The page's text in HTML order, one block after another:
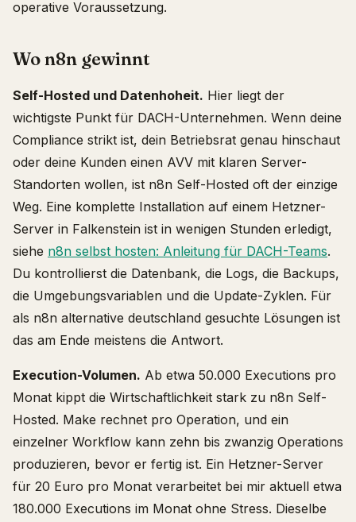
operative Voraussetzung.
Wo n8n gewinnt
Self-Hosted und Datenhoheit. Hier liegt der
wichtigste Punkt für DACH-Unternehmen. Wenn deine
Compliance strikt ist, dein Betriebsrat genau hinschaut
oder deine Kunden einen AVV mit klaren Server-
Standorten wollen, ist n8n Self-Hosted oft der einzige
Weg. Eine komplette Installation auf einem Hetzner-
Server in Falkenstein ist in wenigen Stunden erledigt,
siehe n8n selbst hosten: Anleitung für DACH-Teams.
Du kontrollierst die Datenbank, die Logs, die Backups,
die Umgebungsvariablen und die Update-Zyklen. Für
als n8n alternative deutschland gesuchte Lösungen ist
das am Ende meistens die Antwort.
Execution-Volumen. Ab etwa 50.000 Executions pro
Monat kippt die Wirtschaftlichkeit stark zu n8n Self-
Hosted. Make rechnet pro Operation, und ein
einzelner Workflow kann zehn bis zwanzig Operations
produzieren, bevor er fertig ist. Ein Hetzner-Server
für 20 Euro pro Monat verarbeitet bei mir aktuell etwa
180.000 Executions im Monat ohne Stress. Dieselbe